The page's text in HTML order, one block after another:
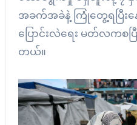
အခက်အခဲနဲ့ ကြုံတွေ့ရပြီးန
ပြောင်းလဲရေး မတ်လကစပ
တယ်။